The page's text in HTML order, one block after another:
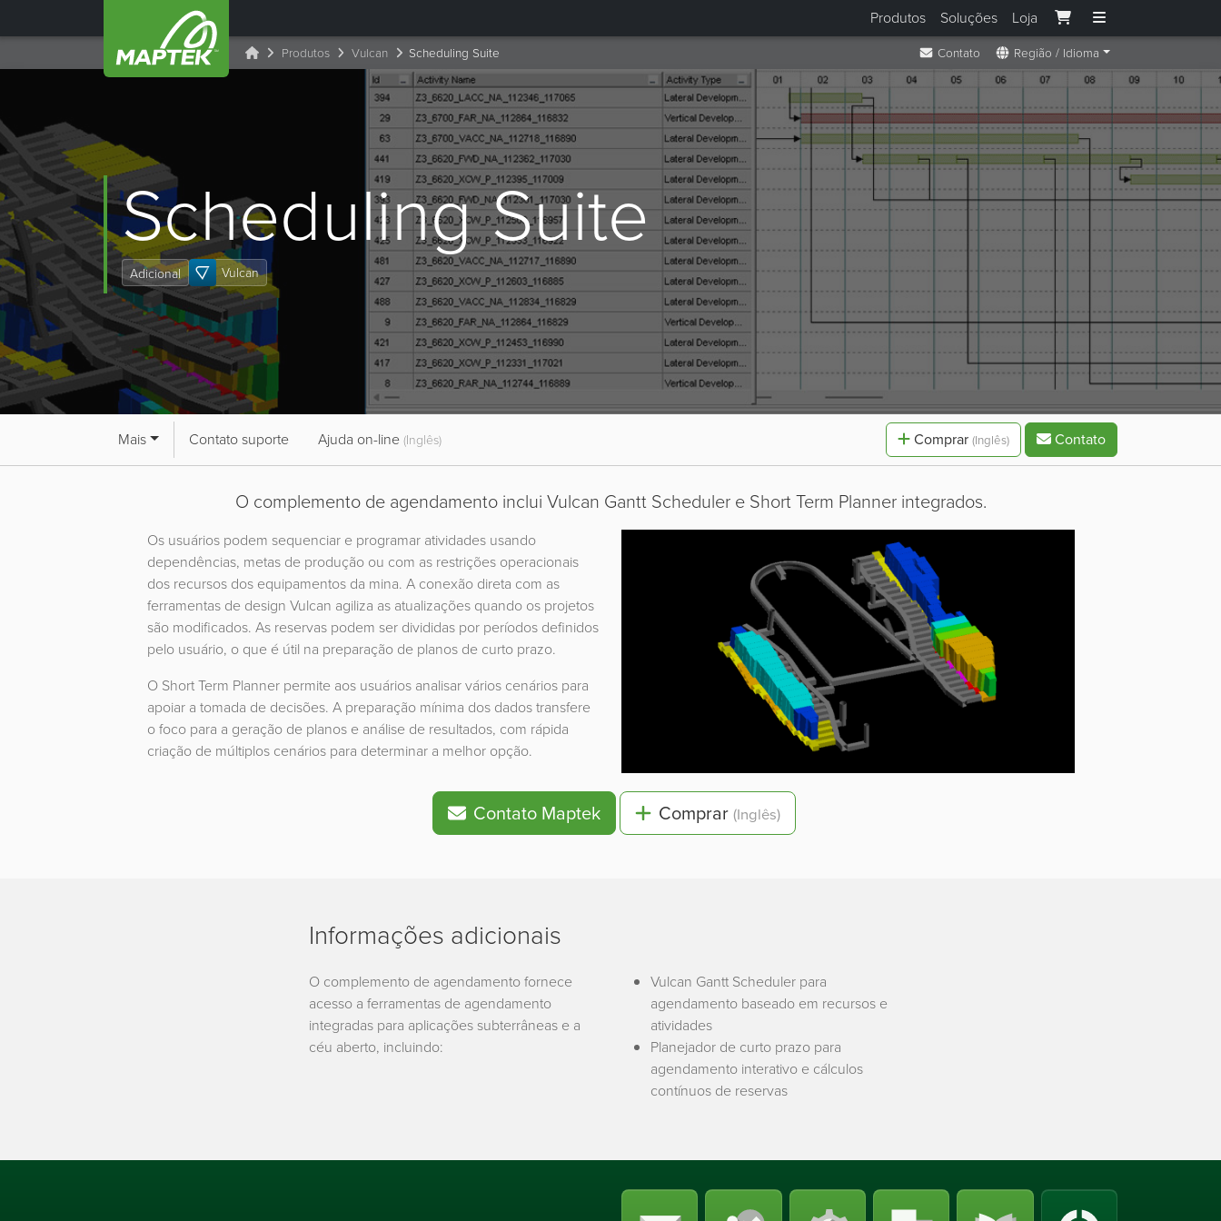
Produtos Soluções Loja
Produtos Vulcan Scheduling Suite Contato Região / Idioma
Scheduling Suite
Adicional Vulcan
Mais Contato suporte Ajuda on-line(Inglês) Comprar (Inglês) Contato
O complemento de agendamento inclui Vulcan Gantt Scheduler e Short Term Planner integrados.
Os usuários podem sequenciar e programar atividades usando
dependências, metas de produção ou com as restrições operacionais
dos recursos dos equipamentos da mina. A conexão direta com as
ferramentas de design Vulcan agiliza as atualizações quando os projetos
são modificados. As reservas podem ser divididas por períodos definidos
pelo usuário, o que é útil na preparação de planos de curto prazo.
O Short Term Planner permite aos usuários analisar vários cenários para
apoiar a tomada de decisões. A preparação mínima dos dados transfere
o foco para a geração de planos e análise de resultados, com rápida
criação de múltiplos cenários para determinar a melhor opção.
Contato Maptek Comprar (Inglês)
Informações adicionais
O complemento de agendamento fornece
acesso a ferramentas de agendamento
integradas para aplicações subterrâneas e a
céu aberto, incluindo:
Vulcan Gantt Scheduler para
agendamento baseado em recursos e
atividades
Planejador de curto prazo para
agendamento interativo e cálculos
contínuos de reservas